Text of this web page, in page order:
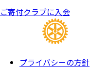
ご寄付クラブに入会
プライバシーの方針